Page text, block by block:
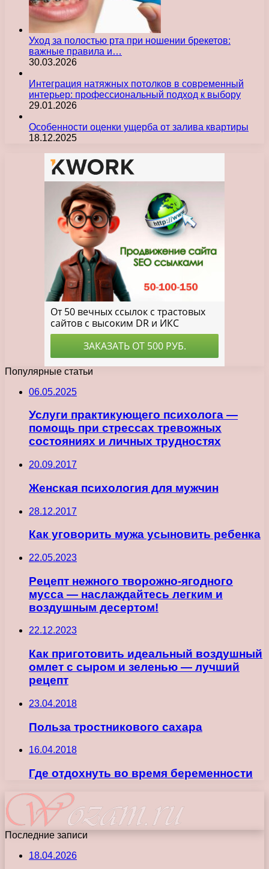
Уход за полостью рта при ношении брекетов:
важные правила и…
30.03.2026
Интеграция натяжных потолков в современный
интерьер: профессиональный подход к выбору
29.01.2026
Особенности оценки ущерба от залива квартиры
18.12.2025
Популярные статьи
06.05.2025
Услуги практикующего психолога —
помощь при стрессах тревожных
состояниях и личных трудностях
20.09.2017
Женская психология для мужчин
28.12.2017
Как уговорить мужа усыновить ребенка
22.05.2023
Рецепт нежного творожно-ягодного
мусса — наслаждайтесь легким и
воздушным десертом!
22.12.2023
Как приготовить идеальный воздушный
омлет с сыром и зеленью — лучший
рецепт
23.04.2018
Польза тростникового сахара
16.04.2018
Где отдохнуть во время беременности
Последние записи
18.04.2026